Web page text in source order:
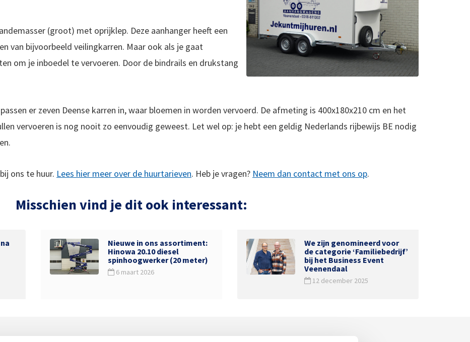
(groot) met oprijklep. Deze aanhanger heeft een
van bijvoorbeeld veilingkarren. Maar ook als je gaat
om je inboedel te vervoeren. Door de bindrails en drukstang
er zeven Deense karren in, waar bloemen in worden vervoerd. De afmeting is 400x180x210 cm en het
vervoeren is nog nooit zo eenvoudig geweest. Let wel op: je hebt een geldig Nederlands rijbewijs BE nodig
ons te huur. Lees hier meer over de huurtarieven. Heb je vragen? Neem dan contact met ons op.
Misschien vind je dit ook interessant:
Nieuwe in ons assortiment:
Hinowa 20.10 diesel
spinhoogwerker (20 meter)
6 maart 2026
We zijn genomineerd voor
de categorie ‘Familiebedrijf’
bij het Business Event
Veenendaal
12 december 2025